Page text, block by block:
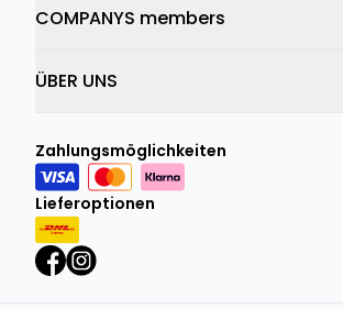
COMPANYS members
ÜBER UNS
Zahlungsmöglichkeiten
Lieferoptionen